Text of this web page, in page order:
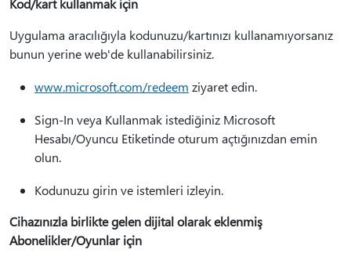
Kod/kart kullanmak için
Uygulama aracılığıyla kodunuzu/kartınızı kullanamıyorsanız
bunun yerine web'de kullanabilirsiniz.
www.microsoft.com/redeem ziyaret edin.
Sign-In veya Kullanmak istediğiniz Microsoft
Hesabı/Oyuncu Etiketinde oturum açtığınızdan emin
olun.
Kodunuzu girin ve istemleri izleyin.
Cihazınızla birlikte gelen dijital olarak eklenmiş
Abonelikler/Oyunlar için